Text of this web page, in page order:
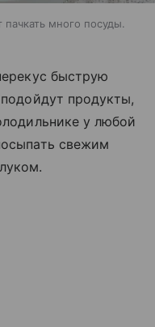
много посуды.
быструю
продукты,
у любой
свежим